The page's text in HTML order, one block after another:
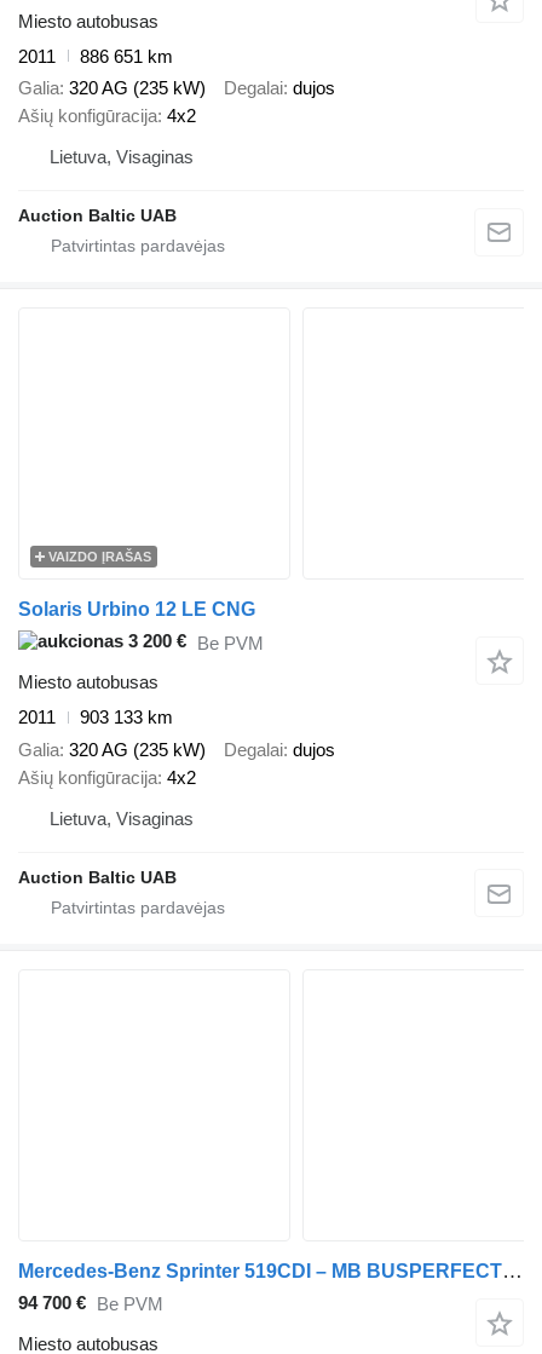
Miesto autobusas
2011
886 651 km
Galia 320 AG (235 kW) Degalai dujos
Ašių konfigūracija 4x2
Lietuva, Visaginas
Auction Baltic UAB
VAIZDO ĮRAŠAS
Solaris Urbino 12 LE CNG
3 200 € Be PVM
Miesto autobusas
2011
903 133 km
Galia 320 AG (235 kW) Degalai dujos
Ašių konfigūracija 4x2
Lietuva, Visaginas
Auction Baltic UAB
Mercedes-Benz Sprinter 519CDI – MB BUSPERFECT - VIP Line
94 700 € Be PVM
Miesto autobusas